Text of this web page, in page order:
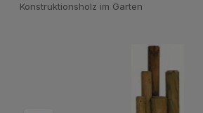
Konstruktionsholz im Garten